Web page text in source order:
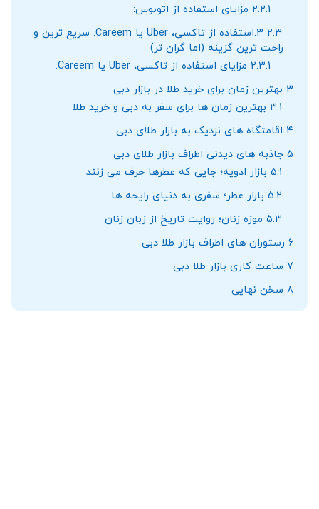
2.2.1 مزایای استفاده از اتوبوس:
2.3
3.استفاده از تاکسی، Uber یا Careem: سریع ‌ترین و
راحت ‌ترین گزینه (اما گران ‌تر)
2.3.1 مزایای استفاده از تاکسی، Uber یا Careem:
3 بهترین زمان برای خرید طلا در بازار دبی
3.1 بهترین زمان‌ ها برای سفر به دبی و خرید طلا
4 اقامتگاه ‌های نزدیک به بازار طلای دبی
5 جاذبه ‌های دیدنی اطراف بازار طلای دبی
5.1 بازار ادویه؛ جایی که عطرها حرف می ‌زنند
5.2 بازار عطر؛ سفری به دنیای رایحه‌ ها
5.3 موزه زنان؛ روایت تاریخ از زبان زنان
6 رستوران‌ های اطراف بازار طلا دبی
7 ساعت کاری بازار طلا دبی
8 سخن نهایی